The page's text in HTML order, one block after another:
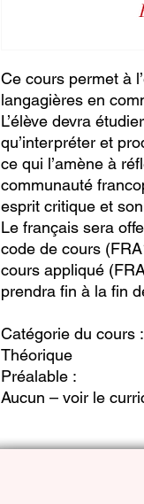
Ce cours permet à
langagières en
L’élève devra
qu’interpréter et
ce qui l’amène à
communauté
esprit critique et
Le français sera
code de cours
cours appliqué
prendra fin à la fin
Catégorie du cours :
Théorique
Préalable :
Aucun – voir le